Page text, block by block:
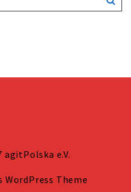
e.V.
WordPress Theme